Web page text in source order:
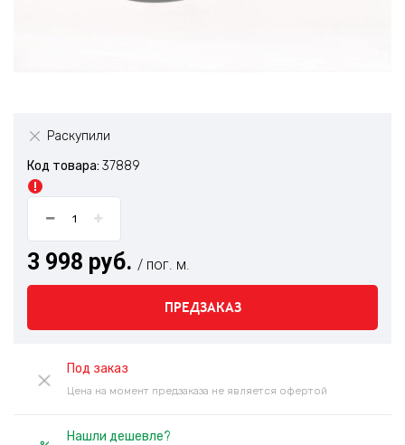
Раскупили
Код товара: 37889
3 998 руб. / пог. м.
ПРЕДЗАКАЗ
Под заказ
Цена на момент предзаказа не является офертой
Нашли дешевле?